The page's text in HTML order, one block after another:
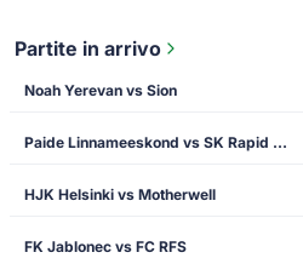
Partite in arrivo
Noah Yerevan vs Sion
Paide Linnameeskond vs SK Rapid Vienna
HJK Helsinki vs Motherwell
FK Jablonec vs FC RFS